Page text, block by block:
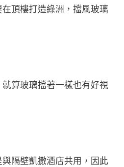
頂樓打造綠洲，擋風玻璃
算玻璃擋著一樣也有好視
隔壁凱撒酒店共用，因此